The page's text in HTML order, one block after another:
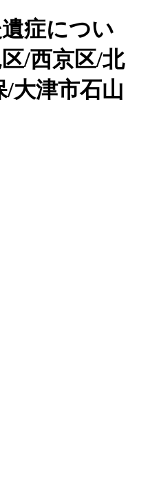
症につい
/西京区/北
/大津市石山